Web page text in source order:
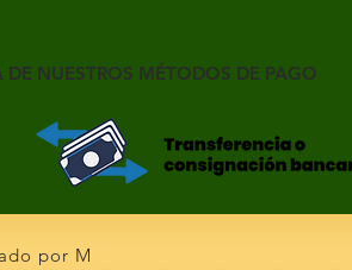
NUESTROS MÉTODOS DE PAGO
por M